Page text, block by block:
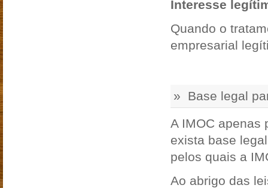
Interesse
Quando o
empresarial
» Base legal
A IMOC apenas
exista base
pelos quais a
Ao abrigo das